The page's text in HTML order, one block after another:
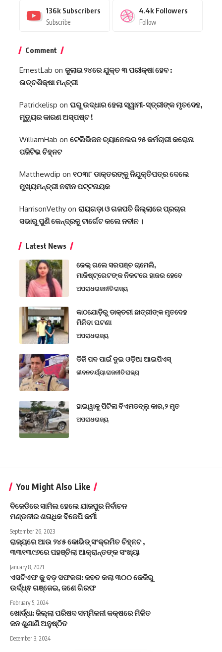
136k Subscribers
Subscribe
4.4k Followers
Follow
Comment
ErnestLab on ଜୁଲାଇ ୨୪ରେ ଯୁକ୍ତ ୩ ପରୀକ୍ଷା ହେବ :
ଉଚ୍ଚଶିକ୍ଷା ମନ୍ତ୍ରୀ
Patrickelisp on ଘରୁ ଉଦ୍ଧାର ହେଲା ସ୍ୱାମୀ-ସ୍ତ୍ରୀଙ୍କ ମୃତଦେହ,
ମୃତ୍ୟୁର କାରଣ ଅସ୍ପଷ୍ଟ !
WilliamHab on ଟେଲିଭିଜନ ଚ୍ୟାନେଲର ୨୫ କର୍ମଚାରୀ କରୋନା
ପଜିଟିଭ ଚିହ୍ନଟ
Matthewdip on ୧୦୩୮ ଡାକ୍ତରଙ୍କୁ ନିଯୁକ୍ତିପତ୍ର ଦେଲେ
ମୁଖ୍ୟମନ୍ତ୍ରୀ ନବୀନ ପଟ୍ଟନାୟକ
HarrisonVethy on ରାୟଗଡ଼ା ଓ ଗଜପତି ଜିଲ୍ଲାରେ ପ୍ରଚାର
ସଭାରୁ ପୁଣି କେନ୍ଦ୍ରକୁ ଟାର୍ଗେଟ କଲେ ନବୀନ ।
Latest News
ଜେଲ୍ ଗଲେ ସରପଞ୍ଚ ଚାମେଲି,
ମାଜିଷ୍ଟ୍ରେଟଙ୍କ ନିକଟରେ ହାଜର ହେବେ
ଅପରାଧରାଜନୀତିରାଜ୍ୟ
କାଠଯୋଡ଼ିରୁ ଡାକ୍ତରୀ ଛାତ୍ରୀଙ୍କ ମୃତଦେହ
ମିଳିବା ଘଟଣା
ଅପରାଧରାଜ୍ୟ
ଡିଜି ପଦ ପାଇଁ ଦୁଇ ଓଡ଼ିଆ ଆଇପିଏସ୍
ଜୀବନଚର୍ଯ୍ୟାରାଜନୀତିରାଜ୍ୟ
ହାଇୱାକୁ ପିଟିଲା ବିଏମଡବ୍ଲୁ କାର,୨ ମୃତ
ଅପରାଧରାଜ୍ୟ
You Might Also Like
ବିଜେଡିରେ ସାମିଲ ହେଲେ ଯାଜପୁର ନିର୍ବାଚନ
ମଣ୍ଡଳୀର ଶତାଧିକ ବିଜେପି କର୍ମୀ
September 26, 2023
ରାଜ୍ୟରେ ଆଉ ୨୪୫ କୋଭିଡ୍ ସଂକ୍ରମିତ ଚିହ୍ନଟ ,
୩୩୧୩୯୬ରେ ପହଞ୍ଚିଲା ଆକ୍ରାନ୍ତଙ୍କ ସଂଖ୍ୟା
January 8, 2021
ଏସଟିଏଫ କୁ ବଡ଼ ସଫଳତା: ଜବତ କଲା ୩୦୦ କେଜିରୁ
ଉର୍ଦ୍ଧ୍ଵ ଗଞ୍ଜେଇ, ଜଣେ ଗିରଫ
February 5, 2024
ଖୋର୍ଦ୍ଧା: ଜିଲ୍ଲା ପରିଷଦ ସମ୍ମିଳନୀ କକ୍ଷରେ ମିଳିତ
ଜନ ଶୁଣାଣି ଅନୁଷ୍ଠିତ
December 3, 2024